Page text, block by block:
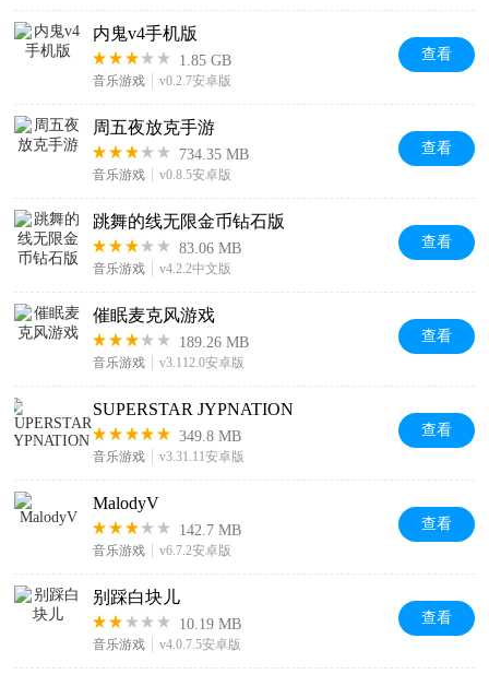
内鬼v4手机版
1.85 GB
音乐游戏 v0.2.7安卓版
查看
周五夜放克手游
734.35 MB
音乐游戏 v0.8.5安卓版
查看
跳舞的线无限金币钻石版
83.06 MB
音乐游戏 v4.2.2中文版
查看
催眠麦克风游戏
189.26 MB
音乐游戏 v3.112.0安卓版
查看
SUPERSTAR JYPNATION
349.8 MB
音乐游戏 v3.31.11安卓版
查看
MalodyV
142.7 MB
音乐游戏 v6.7.2安卓版
查看
别踩白块儿
10.19 MB
音乐游戏 v4.0.7.5安卓版
查看